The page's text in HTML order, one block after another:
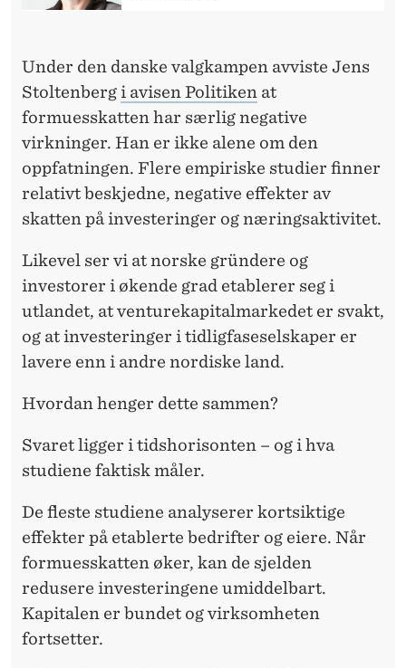
Under den danske valgkampen avviste Jens
Stoltenberg i avisen Politiken at
formuesskatten har særlig negative
virkninger. Han er ikke alene om den
oppfatningen. Flere empiriske studier finner
relativt beskjedne, negative effekter av
skatten på investeringer og næringsaktivitet.
Likevel ser vi at norske gründere og
investorer i økende grad etablerer seg i
utlandet, at venturekapitalmarkedet er svakt,
og at investeringer i tidligfaseselskaper er
lavere enn i andre nordiske land.
Hvordan henger dette sammen?
Svaret ligger i tidshorisonten – og i hva
studiene faktisk måler.
De fleste studiene analyserer kortsiktige
effekter på etablerte bedrifter og eiere. Når
formuesskatten øker, kan de sjelden
redusere investeringene umiddelbart.
Kapitalen er bundet og virksomheten
fortsetter.